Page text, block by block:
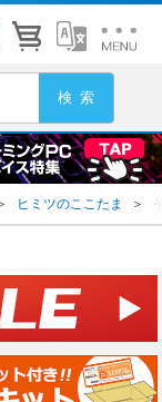
ヒミツのここたま ＞